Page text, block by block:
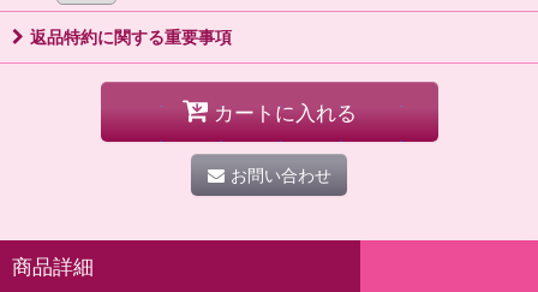
返品特約に関する重要事項
カートに入れる
お問い合わせ
商品詳細